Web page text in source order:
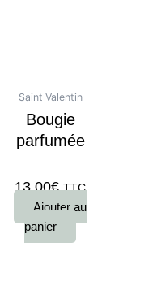
Saint Valentin
Bougie
parfumée
13,00€ TTC
Ajouter au
panier